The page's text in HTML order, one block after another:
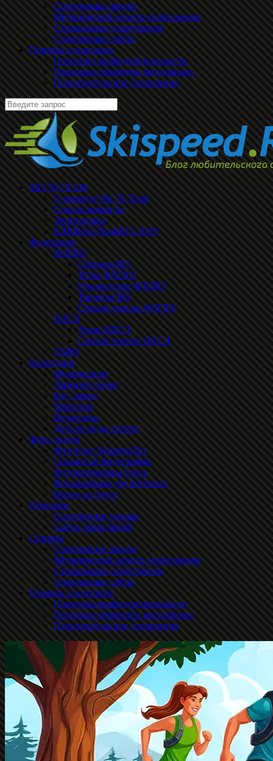
Спортивные школы
Медицинский осмотр спортсменов
Страхование спортсменов
Спортивные сайты
Помощь и контакты
Политика конфиденциальности
Политика обработки метаданных
Пользовательское соглашение
SKI 76 TEAM
О команде Ski 76 Team
Список команды
Экипировка
КЛБМатч ПроБЕГа 2019
Федерации
ФЛГЯО
Сборная ЯО
Устав ФЛГЯО
Руководство ФЛГЯО
Тренеры ЯО
Список членов ФЛГЯО
ЯЛСЛ
Устав ЯЛСЛ
Список членов ЯЛСЛ
СБЯО
Календари
Мультиспорт
Лыжные гонки
Бег / кросс
Триатлон
Велогонки
Другие виды спорта
Фото, видео
Фотоблог Skispeed.Ru
Ссылки на фотографии
Фоторепортажы блога
Фотоальбомы друзей блога
Видео на блоге
Полезное
Спортивные товары
Сайты трансляций
Справка
Спортивные школы
Медицинский осмотр спортсменов
Страхование спортсменов
Спортивные сайты
Помощь и контакты
Политика конфиденциальности
Политика обработки метаданных
Пользовательское соглашение